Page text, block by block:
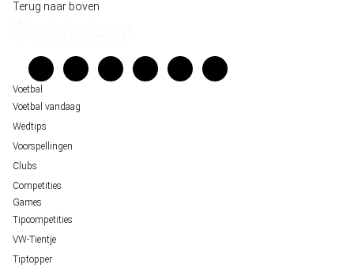
Belfast decor voor de loting van EK 2028 kwalificatie
Wedgidsen
Verantwoord wedden
Over ons
Terug naar boven
Voetbal
Voetbal vandaag
Wedtips
Voorspellingen
Clubs
Competities
Games
Tipcompetities
VW-Tientje
Tiptopper